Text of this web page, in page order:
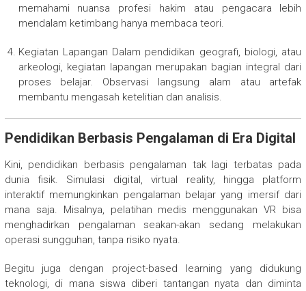
memahami nuansa profesi hakim atau pengacara lebih
mendalam ketimbang hanya membaca teori.
Kegiatan Lapangan Dalam pendidikan geografi, biologi, atau
arkeologi, kegiatan lapangan merupakan bagian integral dari
proses belajar. Observasi langsung alam atau artefak
membantu mengasah ketelitian dan analisis.
Pendidikan Berbasis Pengalaman di Era Digital
Kini, pendidikan berbasis pengalaman tak lagi terbatas pada
dunia fisik. Simulasi digital, virtual reality, hingga platform
interaktif memungkinkan pengalaman belajar yang imersif dari
mana saja. Misalnya, pelatihan medis menggunakan VR bisa
menghadirkan pengalaman seakan-akan sedang melakukan
operasi sungguhan, tanpa risiko nyata.
Begitu juga dengan project-based learning yang didukung
teknologi, di mana siswa diberi tantangan nyata dan diminta